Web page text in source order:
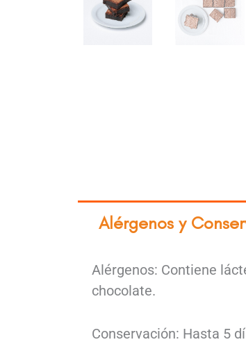
Alérgenos y
Alérgenos: Contiene
chocolate.
Conservación: Hasta 5